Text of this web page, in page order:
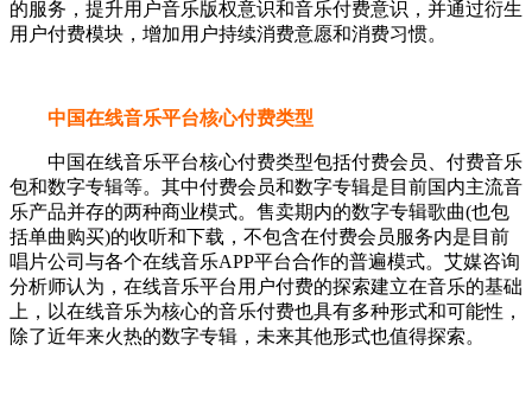
的服务，提升用户音乐版权意识和音乐付费意识，并通过衍生
用户付费模块，增加用户持续消费意愿和消费习惯。
中国在线音乐平台核心付费类型
中国在线音乐平台核心付费类型包括付费会员、付费音乐
包和数字专辑等。其中付费会员和数字专辑是目前国内主流音
乐产品并存的两种商业模式。售卖期内的数字专辑歌曲(也包
括单曲购买)的收听和下载，不包含在付费会员服务内是目前
唱片公司与各个在线音乐APP平台合作的普遍模式。艾媒咨询
分析师认为，在线音乐平台用户付费的探索建立在音乐的基础
上，以在线音乐为核心的音乐付费也具有多种形式和可能性，
除了近年来火热的数字专辑，未来其他形式也值得探索。